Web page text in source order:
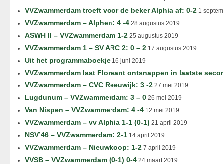
VVZwammerdam troeft voor de beker Alphia af: 0-2 1
VVZwammerdam – Alphen: 4 -4 28 augustus 2019
ASWH II – VVZwammerdam 1-2 25 augustus 2019
VVZwammerdam 1 – SV ARC 2: 0 – 2 17 augustus 2019
Uit het programmaboekje 16 juni 2019
VVZwammerdam laat Floreant ontsnappen in laatste
VVZwammerdam – CVC Reeuwijk: 3 -2 27 mei 2019
Lugdunum – VVZwammerdam: 3 – 0 26 mei 2019
Van Nispen – VVZwammerdam: 4 -4 12 mei 2019
VVZwammerdam – vv Alphia 1-1 (0-1) 21 april 2019
NSV’46 – VVZwammerdam: 2-1 14 april 2019
VVZwammerdam – Nieuwkoop: 1-2 7 april 2019
VVSB – VVZwammerdam (0-1) 0-4 24 maart 2019